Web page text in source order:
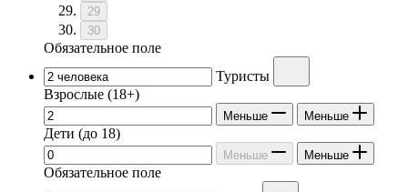
29
30
Обязательное поле
Туристы
Взрослые (18+)
Меньше Меньше
Дети (до 18)
Меньше Меньше
Обязательное поле